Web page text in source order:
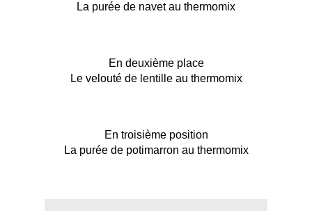
La purée de navet au thermomix
En deuxième place
Le velouté de lentille au thermomix
En troisième position
La purée de potimarron au thermomix